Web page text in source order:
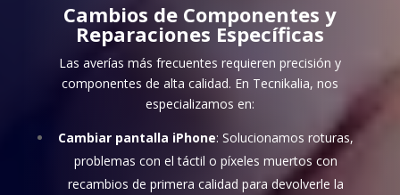
Cambios de Componentes y
Reparaciones Específicas
Las averías más frecuentes requieren precisión y
componentes de alta calidad. En Tecnikalia, nos
especializamos en:
Cambiar pantalla iPhone: Solucionamos roturas,
problemas con el táctil o píxeles muertos con
recambios de primera calidad para devolverle la